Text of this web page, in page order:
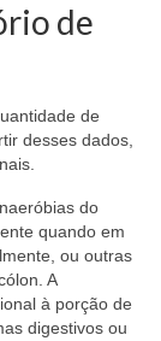
de
de
desses dados,
do
quando em
ou outras
A
à porção de
digestivos ou